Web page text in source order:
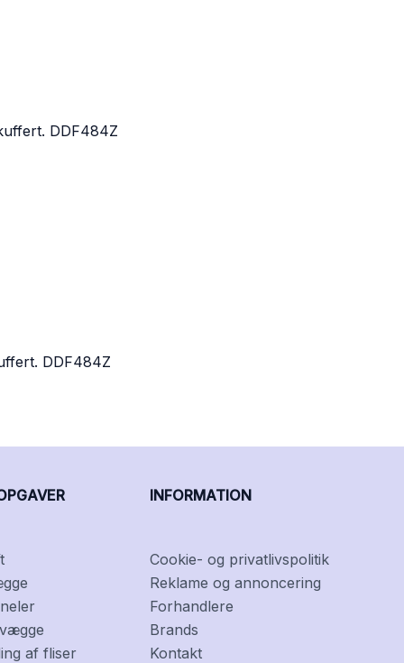
DDF484Z
af fliser
INFORMATION
Cookie- og privatlivspolitik
Reklame og annoncering
Forhandlere
Brands
Kontakt